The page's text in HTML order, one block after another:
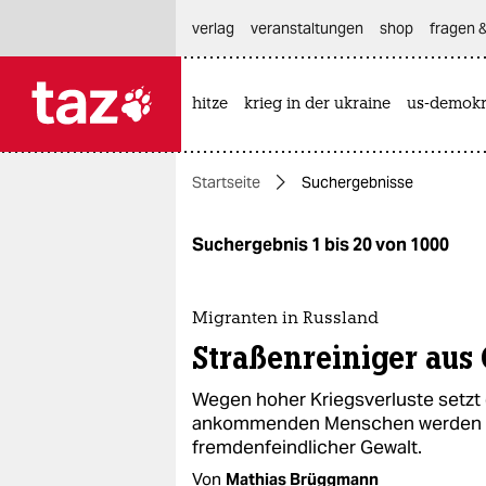
themen
politik
gesellschaft
kultur
sport
verlag
veranstaltungen shop fragen
hitze krieg in der ukraine us-
Startseite Suchergebnisse
Suchergebnis 1 bis 20 von 1000
Migranten in Russland
Straßenreiniger
Wegen hoher Kriegsverluste
ankommenden Menschen
fremdenfeindlicher Gewalt.
Von Mathias Brüggmann